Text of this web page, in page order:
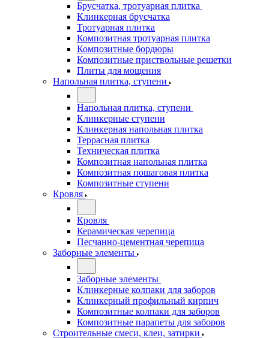
Брусчатка, тротуарная плитка
Клинкерная брусчатка
Тротуарная плитка
Композитная тротуарная плитка
Композитные бордюры
Композитные приствольные решетки
Плиты для мощения
Напольная плитка, ступени
Напольная плитка, ступени
Клинкерные ступени
Клинкерная напольная плитка
Террасная плитка
Техническая плитка
Композитная напольная плитка
Композитная пошаговая плитка
Композитные ступени
Кровля
Кровля
Керамическая черепица
Песчанно-цементная черепица
Заборные элементы
Заборные элементы
Клинкерные колпаки для заборов
Клинкерный профильный кирпич
Композитные колпаки для заборов
Композитные парапеты для заборов
Строительные смеси, клеи, затирки